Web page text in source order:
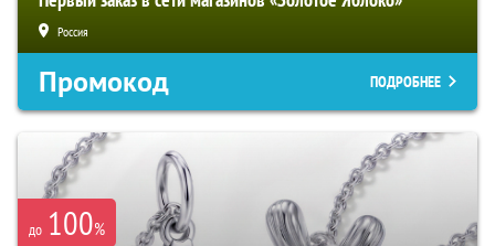
Россия
Промокод ПОДРОБНЕЕ
до 100%